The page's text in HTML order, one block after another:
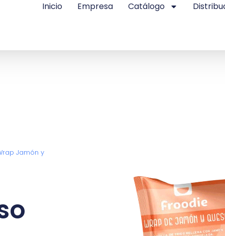
Inicio Empresa Catálogo
Jamón y